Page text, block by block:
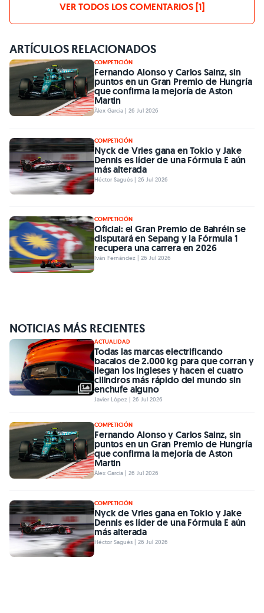
VER TODOS LOS COMENTARIOS [1]
ARTÍCULOS RELACIONADOS
COMPETICIÓN
Fernando Alonso y Carlos Sainz, sin
puntos en un Gran Premio de Hungría
que confirma la mejoría de Aston
Martin
Àlex Garcia | 26 Jul 2026
COMPETICIÓN
Nyck de Vries gana en Tokio y Jake
Dennis es líder de una Fórmula E aún
más alterada
Héctor Sagués | 26 Jul 2026
COMPETICIÓN
Oficial: el Gran Premio de Bahréin se
disputará en Sepang y la Fórmula 1
recupera una carrera en 2026
Iván Fernández | 26 Jul 2026
NOTICIAS MÁS RECIENTES
ACTUALIDAD
Todas las marcas electrificando
bacalos de 2.000 kg para que corran y
llegan los ingleses y hacen el cuatro
cilindros más rápido del mundo sin
enchufe alguno
Javier López | 26 Jul 2026
COMPETICIÓN
Fernando Alonso y Carlos Sainz, sin
puntos en un Gran Premio de Hungría
que confirma la mejoría de Aston
Martin
Àlex Garcia | 26 Jul 2026
COMPETICIÓN
Nyck de Vries gana en Tokio y Jake
Dennis es líder de una Fórmula E aún
más alterada
Héctor Sagués | 26 Jul 2026